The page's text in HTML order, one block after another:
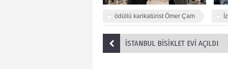
ödüllü karikatürist Ömer Çam
İSTANBUL BİSİKLET EVİ AÇILDI